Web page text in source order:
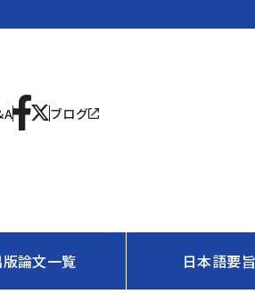
ブログ
論文一覧 日本語要旨